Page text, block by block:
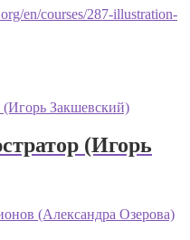
en/courses/287-illustration-
(Игорь